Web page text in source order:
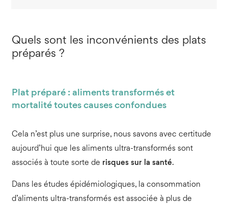
Quels sont les inconvénients des plats
préparés ?
Plat préparé : aliments transformés et
mortalité toutes causes confondues
Cela n’est plus une surprise, nous savons avec certitude
aujourd’hui que les aliments ultra-transformés sont
associés à toute sorte de risques sur la santé.
Dans les études épidémiologiques, la consommation
d’aliments ultra-transformés est associée à plus de